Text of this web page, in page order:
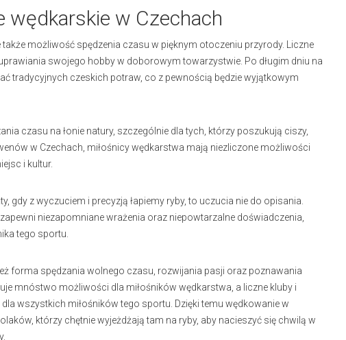
wędkarskie w Czechach
możliwość spędzenia czasu w pięknym otoczeniu przyrody. Liczne
swojego hobby w doborowym towarzystwie. Po długim dniu na
tradycyjnych czeskich potraw, co z pewnością będzie wyjątkowym
czasu na łonie natury, szczególnie dla tych, którzy poszukują ciszy,
w Czechach, miłośnicy wędkarstwa mają niezliczone możliwości
i kultur.
gdy z wyczuciem i precyzją łapiemy ryby, to uczucia nie do opisania.
niezapomniane wrażenia oraz niepowtarzalne doświadczenia,
tego sportu.
forma spędzania wolnego czasu, rozwijania pasji oraz poznawania
mnóstwo możliwości dla miłośników wędkarstwa, a liczne kluby i
wszystkich miłośników tego sportu. Dzięki temu wędkowanie w
którzy chętnie wyjeżdżają tam na ryby, aby nacieszyć się chwilą w